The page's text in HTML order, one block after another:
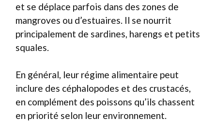
et se déplace parfois dans des zones de
mangroves ou d’estuaires. Il se nourrit
principalement de sardines, harengs et petits
squales.
En général, leur régime alimentaire peut
inclure des céphalopodes et des crustacés,
en complément des poissons qu’ils chassent
en priorité selon leur environnement.